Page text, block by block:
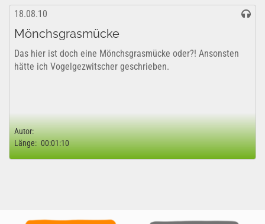
18.08.10
Mönchsgrasmücke
Das hier ist doch eine Mönchsgrasmücke oder?! Ansonsten
hätte ich Vogelgezwitscher geschrieben.
Autor:
Länge: 00:01:10